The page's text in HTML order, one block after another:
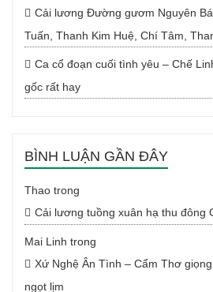
Cải lương Đường gươm Nguyên
Tuấn, Thanh Kim Huệ, Chí Tâm,
Ca cổ đoạn cuối tình yêu – Chế
gốc rất hay
BÌNH LUẬN GẦN ĐÂY
Thao trong
Cải lương tuồng xuân hạ thu đông
Mai Linh trong
Xứ Nghệ Ân Tình – Cẩm Thơ
ngọt lịm